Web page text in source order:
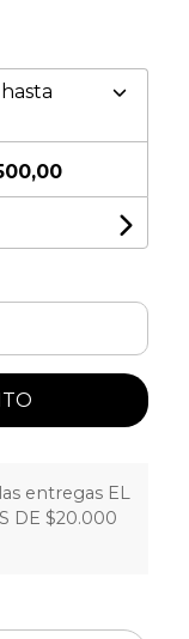
entregas EL
DE $20.000